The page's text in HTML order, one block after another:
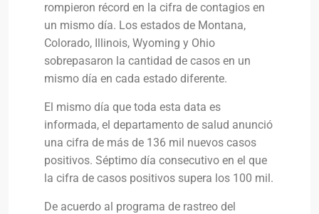
rompieron récord en la cifra de contagios en
un mismo día. Los estados de Montana,
Colorado, Illinois, Wyoming y Ohio
sobrepasaron la cantidad de casos en un
mismo día en cada estado diferente.
El mismo día que toda esta data es
informada, el departamento de salud anunció
una cifra de más de 136 mil nuevos casos
positivos. Séptimo día consecutivo en el que
la cifra de casos positivos supera los 100 mil.
De acuerdo al programa de rastreo del